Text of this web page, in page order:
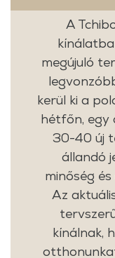
A
megújuló
kerül ki a
hétfőn, egy
30-40 új
állandó
minőség
Az
kínálnak,